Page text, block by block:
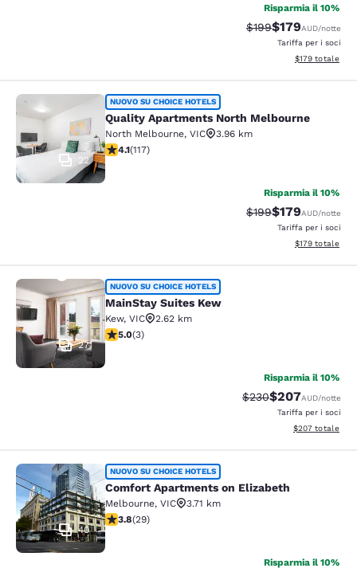
Risparmia il 10%
Tariffa di barratura:
$199Tariffa
$179AUD/notte
Tariffa per i soci
Visualizza i
$179 totale
Quality Apartments North
22
NUOVO SU CHOICE HOTELS
Quality Apartments North Melbourne
North Melbourne, VIC
3.96 km
Valutazione di 4.09 stelle. Molto buono. 117 recensioni
4.1(117)
Risparmia il 10%
Tariffa di barratura:
$199Tariffa
$179AUD/notte
Tariffa per i soci
Visualizza i
$179 totale
MainStay Suites Kew
27
NUOVO SU CHOICE HOTELS
MainStay Suites Kew
Kew, VIC
2.62 km
Valutazione di 5 stelle. Eccezionale. 3 recensioni
5.0(3)
Risparmia il 10%
Tariffa di barratura:
$230Tariffa
$207AUD/notte
Tariffa per i soci
Visualizza i
$207 totale
Comfort Apartments on Elizabeth
40
NUOVO SU CHOICE HOTELS
Comfort Apartments on Elizabeth
Melbourne, VIC
3.71 km
Valutazione di 3.79 stelle. Buono. 29 recensioni
3.8(29)
Risparmia il 10%